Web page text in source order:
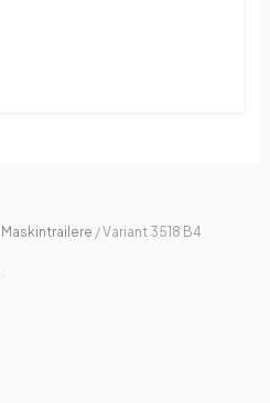
Maskintrailere / Variant 3518 B4